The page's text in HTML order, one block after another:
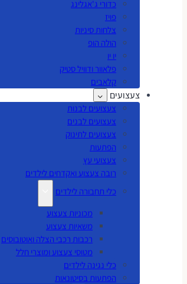
כדורי ג'אגלינג
פויז
צלחות סיניות
הולה הופ
יו יו
פלאוור ודוויל סטיק
קלאבים
צעצועים
צעצועים לבנות
צעצועים לבנים
צעצועים לתינוק
הפתעות
צעצועי עץ
רובה צעצוע ואקדחים לילדים
כלי תחבורה לילדים
מכוניות צעצוע
משאיות צעצוע
רכבות רכבי הצלה ואוטובוסים
מטוסי צעצוע ומוצרי חלל
כלי נגינה לילדים
הפתעות בסיטונאות